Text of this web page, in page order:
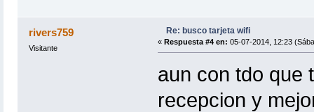
rivers759
Visitante
Re: busco tarjeta wifi
« Respuesta #4 en: 05-07-2014, 12:23
aun con tdo que
recepcion y